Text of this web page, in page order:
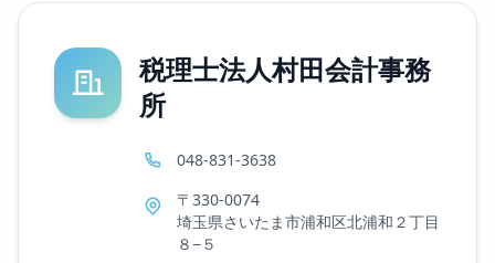
税理士法人村田会計事務
所
048-831-3638
〒330-0074
埼玉県さいたま市浦和区北浦和２丁目
８−５